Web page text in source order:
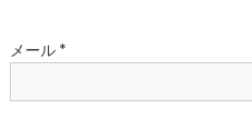
メール *